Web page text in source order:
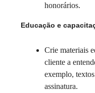
honorários.
Educação e
Crie materiais
cliente a
exemplo,
assinatura.